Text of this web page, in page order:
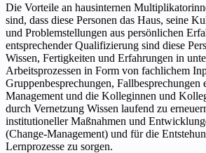
Die Vorteile an hausinternen
sind, dass diese Personen das Haus, seine
und Problemstellungen aus persönlichen
entsprechender Qualifizierung sind diese
Wissen, Fertigkeiten und Erfahrungen in
Arbeitsprozessen in Form von fachlichem
Gruppenbesprechungen, Fallbesprechungen
Management und die Kolleginnen und
durch Vernetzung Wissen laufend zu
institutioneller Maßnahmen und
(Change-Management) und für die
Lernprozesse zu sorgen.